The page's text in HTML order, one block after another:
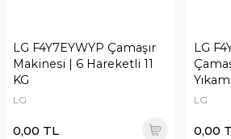
LG F4Y7EYWYP Çamaşır
Makinesi | 6 Hareketli 11
KG
LG
0,00 TL
LG
LG
0,00